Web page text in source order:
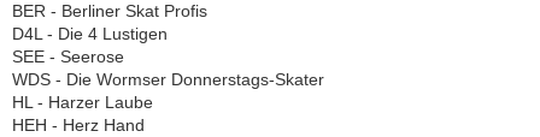
BER - Berliner Skat Profis
D4L - Die 4 Lustigen
SEE - Seerose
WDS - Die Wormser Donnerstags-Skater
HL - Harzer Laube
HEH - Herz Hand